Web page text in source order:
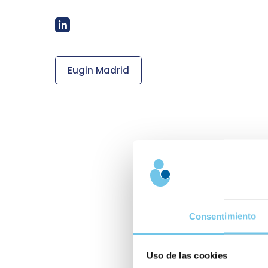
Consentimiento
Uso de las cookies
Eugin Madrid